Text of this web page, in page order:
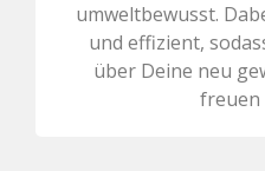
umweltbewusst.
und effizient,
über Deine neu
freuen